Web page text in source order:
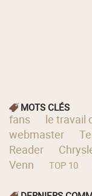
MOTS CLÉS
fans
le travail
webmaster
Reader
Venn
TOP 10